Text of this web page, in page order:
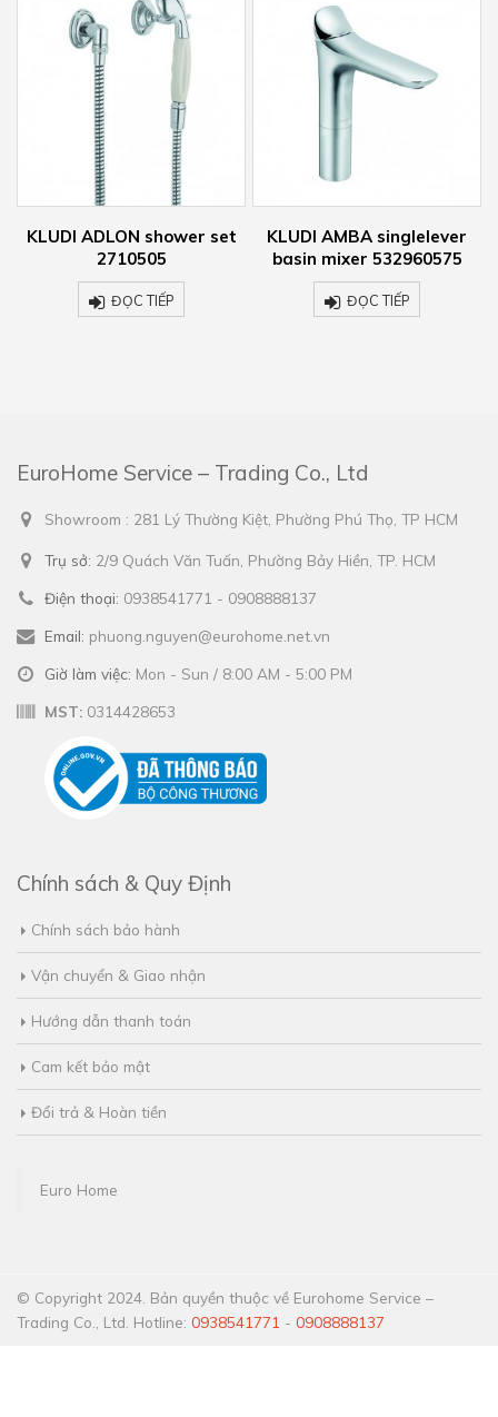
KLUDI AMBA singlelever
basin mixer 532960575
ĐỌC TIẾP
KLUDI ADLON shower arm
2751405
ĐỌC TIẾP
EuroHome Service – Trading Co., Ltd
Showroom : 281 Lý Thường Kiệt, Phường Phú Thọ, TP HCM
Trụ sở: 2/9 Quách Văn Tuấn, Phường Bảy Hiền, TP. HCM
Điện thoại: 0938541771 - 0908888137
Email: phuong.nguyen@eurohome.net.vn
Giờ làm việc: Mon - Sun / 8:00 AM - 5:00 PM
MST: 0314428653
Chính sách & Quy Định
Chính sách bảo hành
Vận chuyển & Giao nhận
Hướng dẫn thanh toán
Cam kết bảo mật
Đổi trả & Hoàn tiền
Euro Home
© Copyright 2024. Bản quyền thuộc về Eurohome Service –
Trading Co., Ltd. Hotline: 0938541771 - 0908888137